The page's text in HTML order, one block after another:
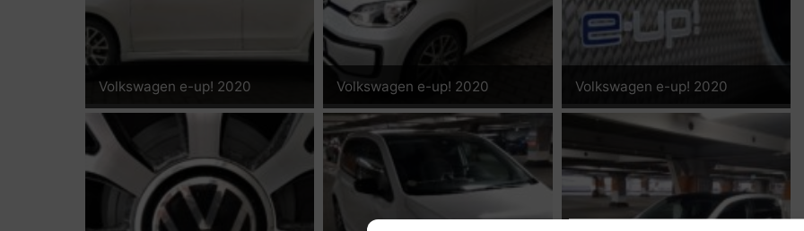
Volkswagen e-up! 2020 Volkswagen e-up! 2020 Volkswagen e-up! 2020